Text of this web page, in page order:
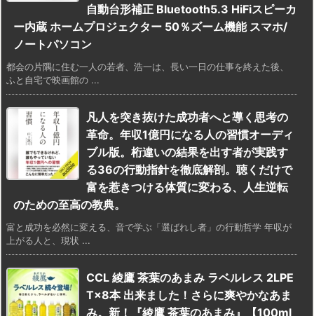
自動台形補正 Bluetooth5.3 HiFiスピーカ
ー内蔵 ホームプロジェクター 50％ズーム機能 スマホ/
ノートパソコン
都会の片隅に住む一人の若者、浩一は、長い一日の仕事を終えた後、
ふと自宅で映画館の ...
凡人を突き抜けた成功者へと導く思考の
革命。年収1億円になる人の習慣オーディ
ブル版。桁違いの結果を出す者が実践す
る36の行動指針を徹底解剖。聴くだけで
富を惹きつける体質に変わる、人生逆転
のための至高の教典。
富と成功を必然に変える、音で学ぶ「選ばれし者」の行動哲学 年収が
上がる人と、現状 ...
CCL 綾鷹 茶葉のあまみ ラベルレス 2LPE
T×8本 出来ました！さらに爽やかなあま
み。新！『綾鷹 茶葉のあまみ』【100ml